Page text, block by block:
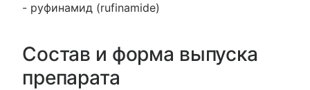
- руфинамид (rufinamide)
Состав и форма выпуска
препарата